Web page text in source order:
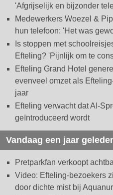
'Afgrijselijk en bijzonder
Medewerkers Woezel &
hun telefoon: 'Het was
Is stoppen met
Efteling? 'Pijnlijk om te
Efteling Grand Hotel
evenveel omzet als
jaar
Efteling verwacht dat AI-
geïntroduceerd wordt
Vandaag een jaar
Pretparkfan verkoopt
Video: Efteling-bezoekers
door dichte mist bij